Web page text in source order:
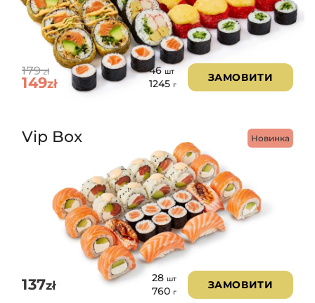
179zł
149zł
46шт
1245 г
ЗАМОВИТИ
Новинка
Vip Box
137zł
28 шт
760 г
ЗАМОВИТИ